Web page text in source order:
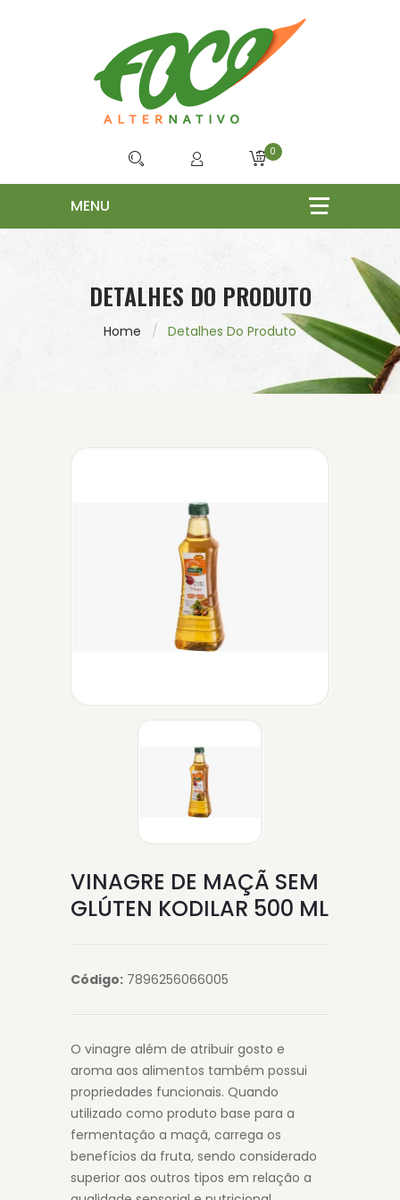
0
DETALHES DO PRODUTO
Home Detalhes Do Produto
VINAGRE DE MAÇÃ SEM
GLÚTEN KODILAR 500 ML
Código: 7896256066005
O vinagre além de atribuir gosto e
aroma aos alimentos também possui
propriedades funcionais. Quando
utilizado como produto base para a
fermentação a maçã, carrega os
benefícios da fruta, sendo considerado
superior aos outros tipos em relação a